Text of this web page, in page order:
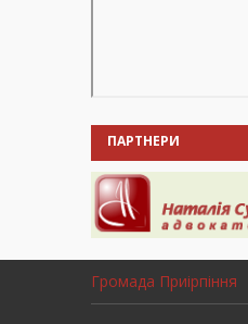
ПАРТНЕРИ
Громада Приірпіння